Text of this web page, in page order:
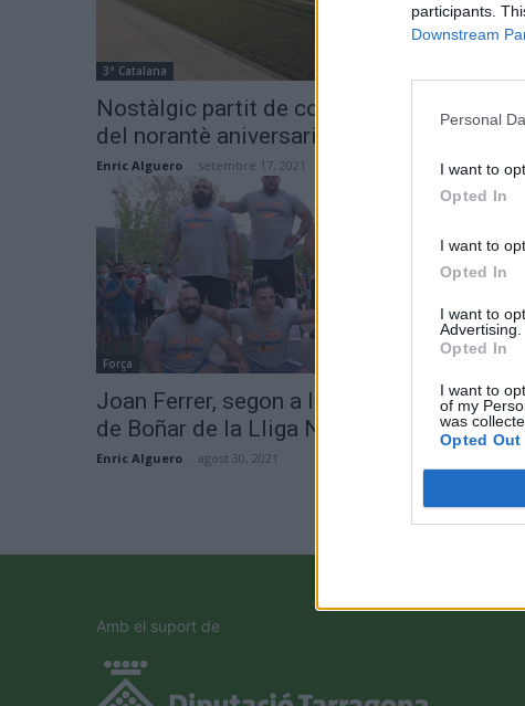
participants.
Downstream
Personal
I want to
Opted In
I want to
Opted In
I want to
Advertising.
Opted In
I want to
of my
was
Opted Out
3ª Catalana
Nostàlgic partit de commemoració
del norantè aniversari del CD la Cava
Enric Alguero setembre 17, 2021 0
Força
Joan Ferrer, segon a la prova inaugural
de Boñar de la Lliga Nacional de Força
Enric Alguero agost 30, 2021
Amb el suport de